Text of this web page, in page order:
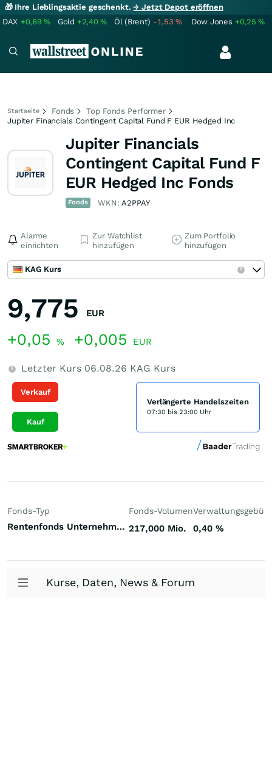
🎁 Ihre Lieblingsaktie geschenkt.→ Jetzt Depot eröffnen
DAX +0,69% Gold +2,40% Öl (Brent) -1,53% Dow Jones +0,25%
Startseite Fonds
Top Fonds Performer
Jupiter Financials Contingent Capital Fund F EUR Hedged Inc
Jupiter Financials
Contingent Capital Fund F
EUR Hedged Inc Fonds
Fonds WKN:A2PPAY
Alarme
einrichten
Zur Watchlist
hinzufügen
Zum Portfolio
hinzufügen
KAG Kurs
9,775 EUR
+0,05 % +0,005 EUR
Letzter Kurs 06.08.26 KAG Kurs
Verkauf
Kauf
Verlängerte Handelszeiten
07:30 bis 23:00 Uhr
Fonds-Typ
Rentenfonds Unternehmensanleihen nachrangig Welt Hartwährungen (Welt)
Fonds-Volumen
217,000 Mio. 0,40 %
Kurse, Daten, News & Forum